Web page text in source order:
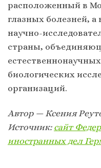
расположенный в
глазных болезней,
научно-
страны,
биологических
организаций.
Автор — Ксения
Источник: сайт
иностранных дел